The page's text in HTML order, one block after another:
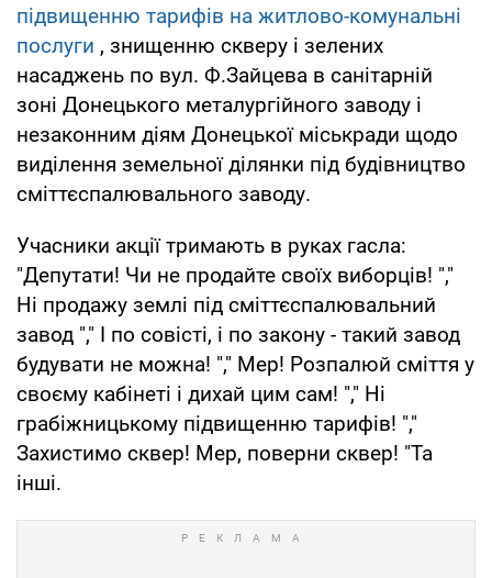
підвищенню тарифів на житлово-комунальні
послуги , знищенню скверу і зелених
насаджень по вул. Ф.Зайцева в санітарній
зоні Донецького металургійного заводу і
незаконним діям Донецької міськради щодо
виділення земельної ділянки під будівництво
сміттєспалювального заводу.
Учасники акції тримають в руках гасла:
"Депутати! Чи не продайте своїх виборців! ","
Ні продажу землі під сміттєспалювальний
завод "," І по совісті, і по закону - такий завод
будувати не можна! "," Мер! Розпалюй сміття у
своєму кабінеті і дихай цим сам! "," Ні
грабіжницькому підвищенню тарифів! ","
Захистимо сквер! Мер, поверни сквер! "Та
інші.